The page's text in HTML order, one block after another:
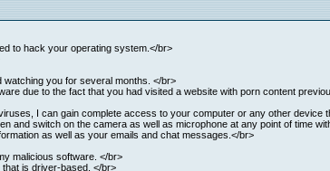
to hack your operating system.</br>
watching you for several months. </br>
due to the fact that you had visited a website with porn content
I can gain complete access to your computer or any other device
and switch on the camera as well as microphone at any point of time
as well as your emails and chat messages.</br>
malicious software. </br>
is driver-based, </br>